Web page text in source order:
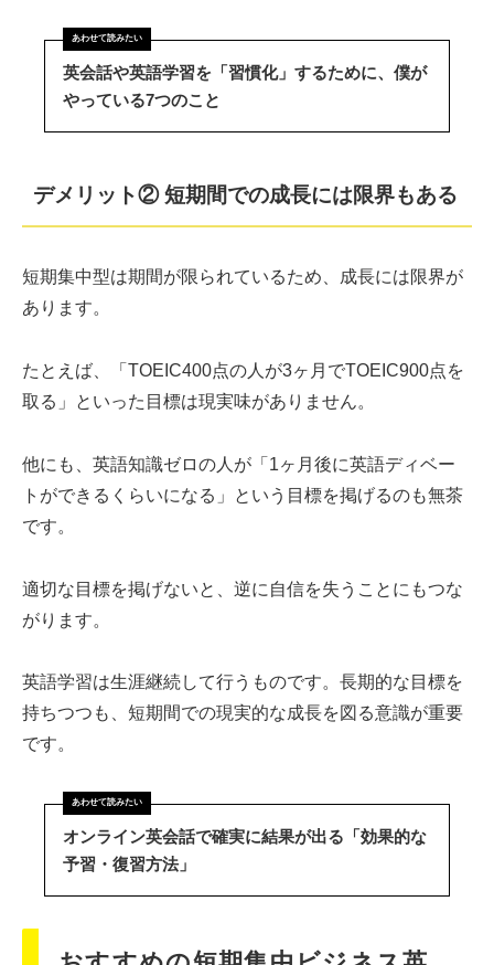
英会話や英語学習を「習慣化」するために、僕が
やっている7つのこと
デメリット② 短期間での成長には限界もある
短期集中型は期間が限られているため、成長には限界が
あります。
たとえば、「TOEIC400点の人が3ヶ月でTOEIC900点を
取る」といった目標は現実味がありません。
他にも、英語知識ゼロの人が「1ヶ月後に英語ディベー
トができるくらいになる」という目標を掲げるのも無茶
です。
適切な目標を掲げないと、逆に自信を失うことにもつな
がります。
英語学習は生涯継続して行うものです。長期的な目標を
持ちつつも、短期間での現実的な成長を図る意識が重要
です。
オンライン英会話で確実に結果が出る「効果的な
予習・復習方法」